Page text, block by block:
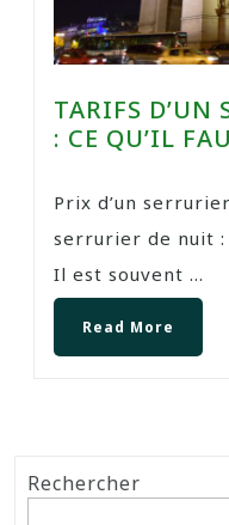
TARIFS D’UN
: CE QU’IL
Prix d’un
serrurier de nuit :
Il est souvent ...
Read More
Rechercher